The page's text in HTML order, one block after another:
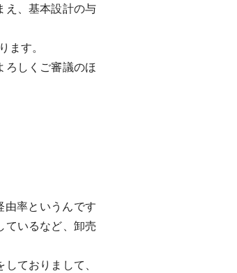
え、基本設計の与
ます。
ろしくご審議のほ
率というんです
ているなど、卸売
ておりまして、